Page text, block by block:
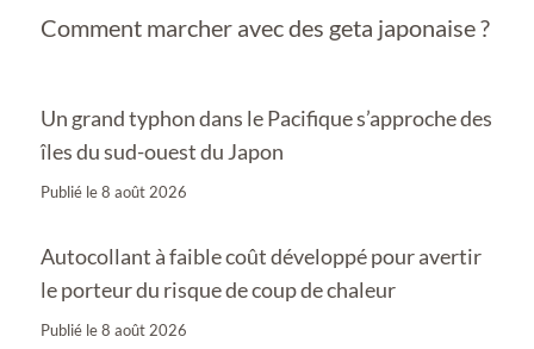
Comment marcher avec des geta japonaise ?
Un grand typhon dans le Pacifique s’approche des
îles du sud-ouest du Japon
Publié le8 août 2026
Autocollant à faible coût développé pour avertir
le porteur du risque de coup de chaleur
Publié le8 août 2026